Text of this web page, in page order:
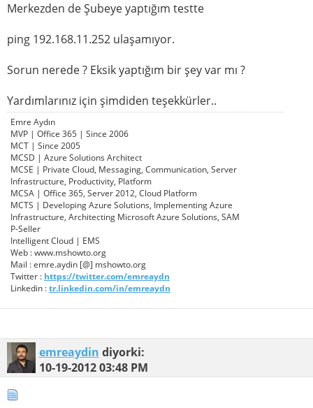
Merkezden de Şubeye yaptığım testte
ping 192.168.11.252 ulaşamıyor.
Sorun nerede ? Eksik yaptığım bir şey var mı ?
Yardımlarınız için şimdiden teşekkürler..
Emre Aydın
MVP | Office 365 | Since 2006
MCT | Since 2005
MCSD | Azure Solutions Architect
MCSE | Private Cloud, Messaging, Communication, Server
Infrastructure, Productivity, Platform
MCSA | Office 365, Server 2012, Cloud Platform
MCTS | Developing Azure Solutions, Implementing Azure
Infrastructure, Architecting Microsoft Azure Solutions, SAM
P-Seller
Intelligent Cloud | EMS
Web : www.mshowto.org
Mail : emre.aydin [@] mshowto.org
Twitter : https://twitter.com/emreaydn
Linkedin :tr.linkedin.com/in/emreaydn
emreaydin diyorki:
10-19-201203:48 PM